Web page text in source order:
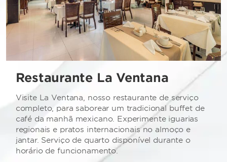
Restaurante La Ventana
Visite La Ventana, nosso restaurante de serviço
completo, para saborear um tradicional buffet de
café da manhã mexicano. Experimente iguarias
regionais e pratos internacionais no almoço e
jantar. Serviço de quarto disponível durante o
horário de funcionamento.